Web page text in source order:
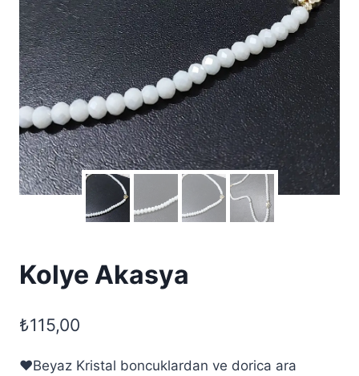
Kolye Akasya
₺115,00
❤️Beyaz Kristal boncuklardan ve dorica ara